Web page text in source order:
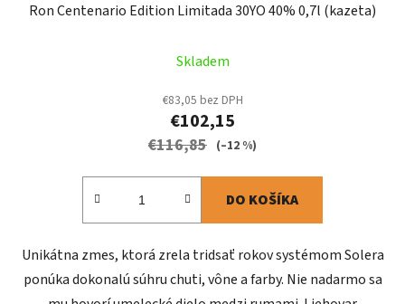
Ron Centenario Edition Limitada 30YO 40% 0,7l (kazeta)
Skladem
€83,05 bez DPH
€102,15
€116,85 (–12 %)
DO KOŠÍKA
Unikátna zmes, ktorá zrela tridsať rokov systémom Solera
ponúka dokonalú súhru chuti, vône a farby. Nie nadarmo sa